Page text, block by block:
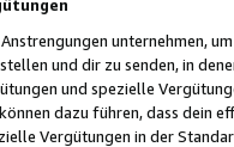
unternehmen,
und dir zu senden, in
und spezielle
dazu führen, dass
Vergütungen in der